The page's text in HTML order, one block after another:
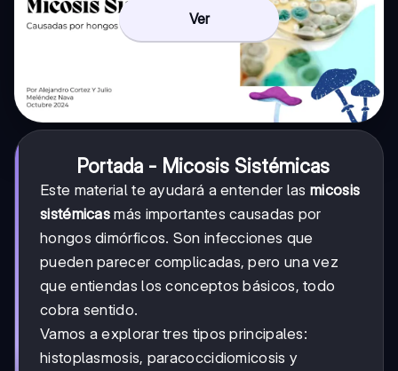
Ver
Portada - Micosis Sistémicas
Este material te ayudará a entender las micosis
sistémicas más importantes causadas por
hongos dimórficos. Son infecciones que
pueden parecer complicadas, pero una vez
que entiendas los conceptos básicos, todo
cobra sentido.
Vamos a explorar tres tipos principales:
histoplasmosis, paracoccidiomicosis y